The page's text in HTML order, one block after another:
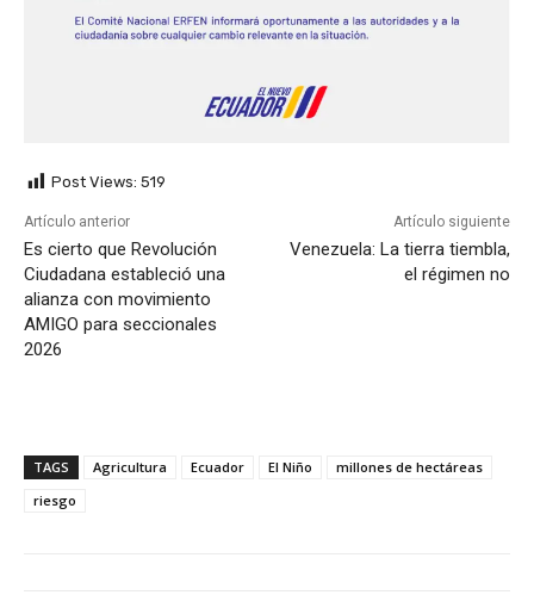
Post Views: 519
Artículo anterior
Es cierto que Revolución
Ciudadana estableció una
alianza con movimiento
AMIGO para seccionales
2026
Artículo siguiente
Venezuela: La tierra tiembla,
el régimen no
TAGS Agricultura Ecuador El Niño
millones de hectáreas
riesgo